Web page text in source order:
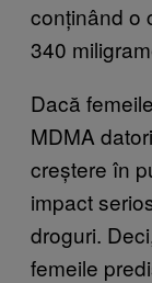
conținând o
340
Dacă
MDMA
creștere în
impact
droguri.
femeile